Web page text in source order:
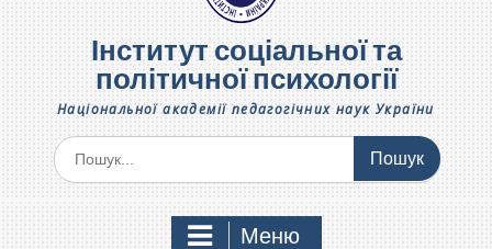
Інститут соціальної та
політичної психології
Національної академії педагогічних наук України
Шукати:
Меню